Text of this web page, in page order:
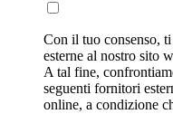
Con il tuo consenso,
esterne al nostro sito
A tal fine,
seguenti fornitori
online, a condizione